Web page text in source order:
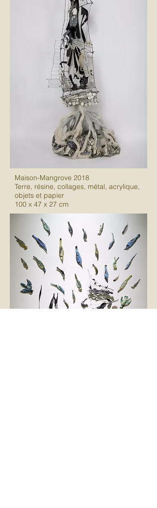
Maison-Mangrove 2018
Terre, résine, collages, métal, acrylique,
objets et papier
100 x 47 x 27 cm